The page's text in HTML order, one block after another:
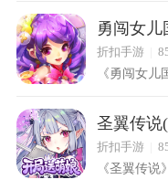
勇闯女儿
折扣手游
圣翼传说
折扣手游